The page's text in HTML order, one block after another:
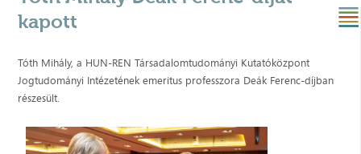
kapott
Tóth Mihály, a HUN-REN Társadalomtudományi Kutatóközpont
Jogtudományi Intézetének emeritus professzora Deák Ferenc-díjban
részesült.